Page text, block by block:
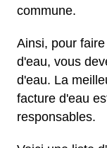
commune.
Ainsi, pour
d'eau, vous
d'eau. La
facture d'eau
responsables.